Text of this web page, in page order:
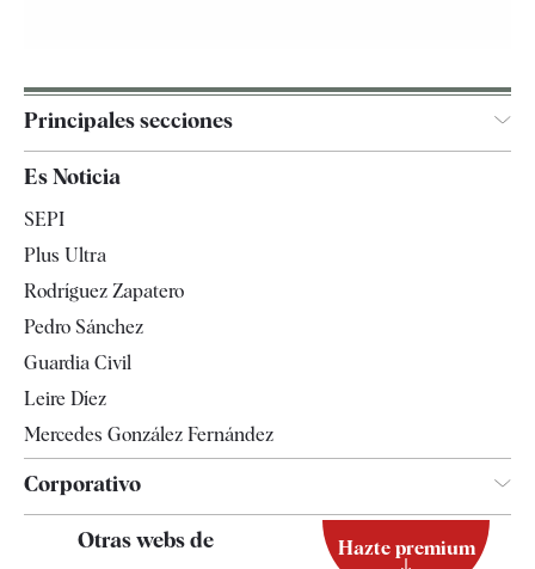
Principales secciones
Televisión
Es Noticia
SEPI
Plus Ultra
Rodríguez Zapatero
Pedro Sánchez
Guardia Civil
Leire Díez
Mercedes González Fernández
Corporativo
Otras webs de Hazte premium